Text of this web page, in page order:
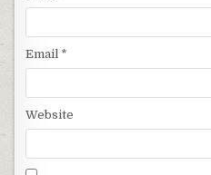
Email *
Website